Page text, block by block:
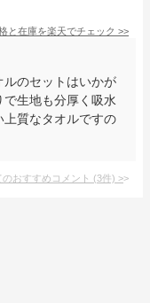
と在庫を楽天でチェック >>
のセットはいかが
生地も分厚く吸水
質なタオルですの
のおすすめコメント (3件) >